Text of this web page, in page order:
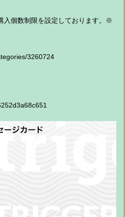
入個数制限を設定しております。※
3260724